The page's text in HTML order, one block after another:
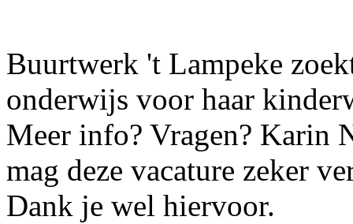
Buurtwerk 't Lampeke
onderwijs voor haar
Meer info? Vragen? Karin
mag deze vacature zeker
Dank je wel hiervoor.